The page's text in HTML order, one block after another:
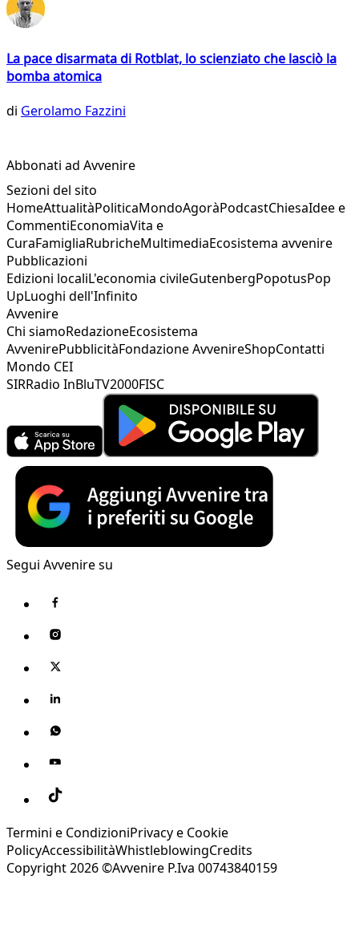
La pace disarmata di Rotblat, lo scienziato che lasciò la
bomba atomica
di Gerolamo Fazzini
Abbonati ad Avvenire
Sezioni del sito
HomeAttualitàPoliticaMondoAgoràPodcastChiesaIdee e
CommentiEconomiaVita e
CuraFamigliaRubricheMultimediaEcosistema avvenire
Pubblicazioni
Edizioni localiL'economia civileGutenbergPopotusPop
UpLuoghi dell'Infinito
Avvenire
Chi siamoRedazioneEcosistema
AvvenirePubblicitàFondazione AvvenireShopContatti
Mondo CEI
SIRRadio InBluTV2000FISC
Segui Avvenire su
Termini e CondizioniPrivacy e Cookie
PolicyAccessibilitàWhistleblowingCredits
Copyright 2026 ©Avvenire P.Iva 00743840159